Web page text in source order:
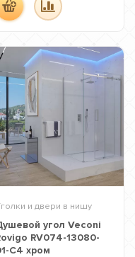
и двери в нишу
угол Veconi
RV074-13080-
C4 хром